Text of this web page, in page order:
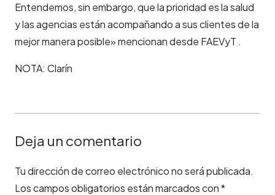
Entendemos, sin embargo, que la prioridad es la salud
y las agencias están acompañando a sus clientes de la
mejor manera posible» mencionan desde FAEVyT .
NOTA: Clarín
Deja un comentario
Tu dirección de correo electrónico no será publicada.
Los campos obligatorios están marcados con*